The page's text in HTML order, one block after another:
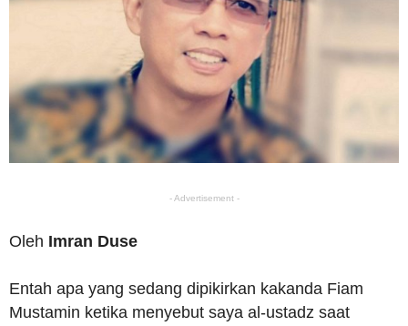
- Advertisement -
Oleh Imran Duse
Entah apa yang sedang dipikirkan kakanda Fiam
Mustamin ketika menyebut saya al-ustadz saat